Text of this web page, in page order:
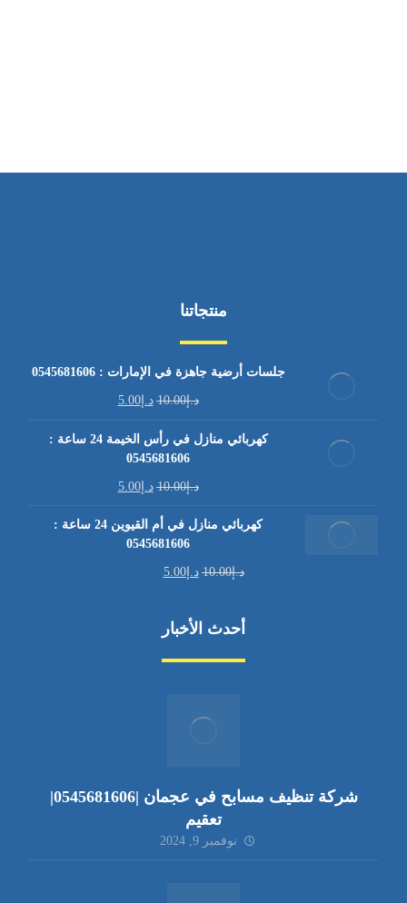
منتجاتنا
جلسات أرضية جاهزة في الإمارات : 0545681606
د.إ10.00 د.إ5.00
كهربائي منازل في رأس الخيمة 24 ساعة :
0545681606
د.إ10.00 د.إ5.00
كهربائي منازل في أم القيوين 24 ساعة :
0545681606
د.إ10.00 د.إ5.00
أحدث الأخبار
شركة تنظيف مسابح في عجمان |0545681606|
تعقيم
نوفمبر 9, 2024